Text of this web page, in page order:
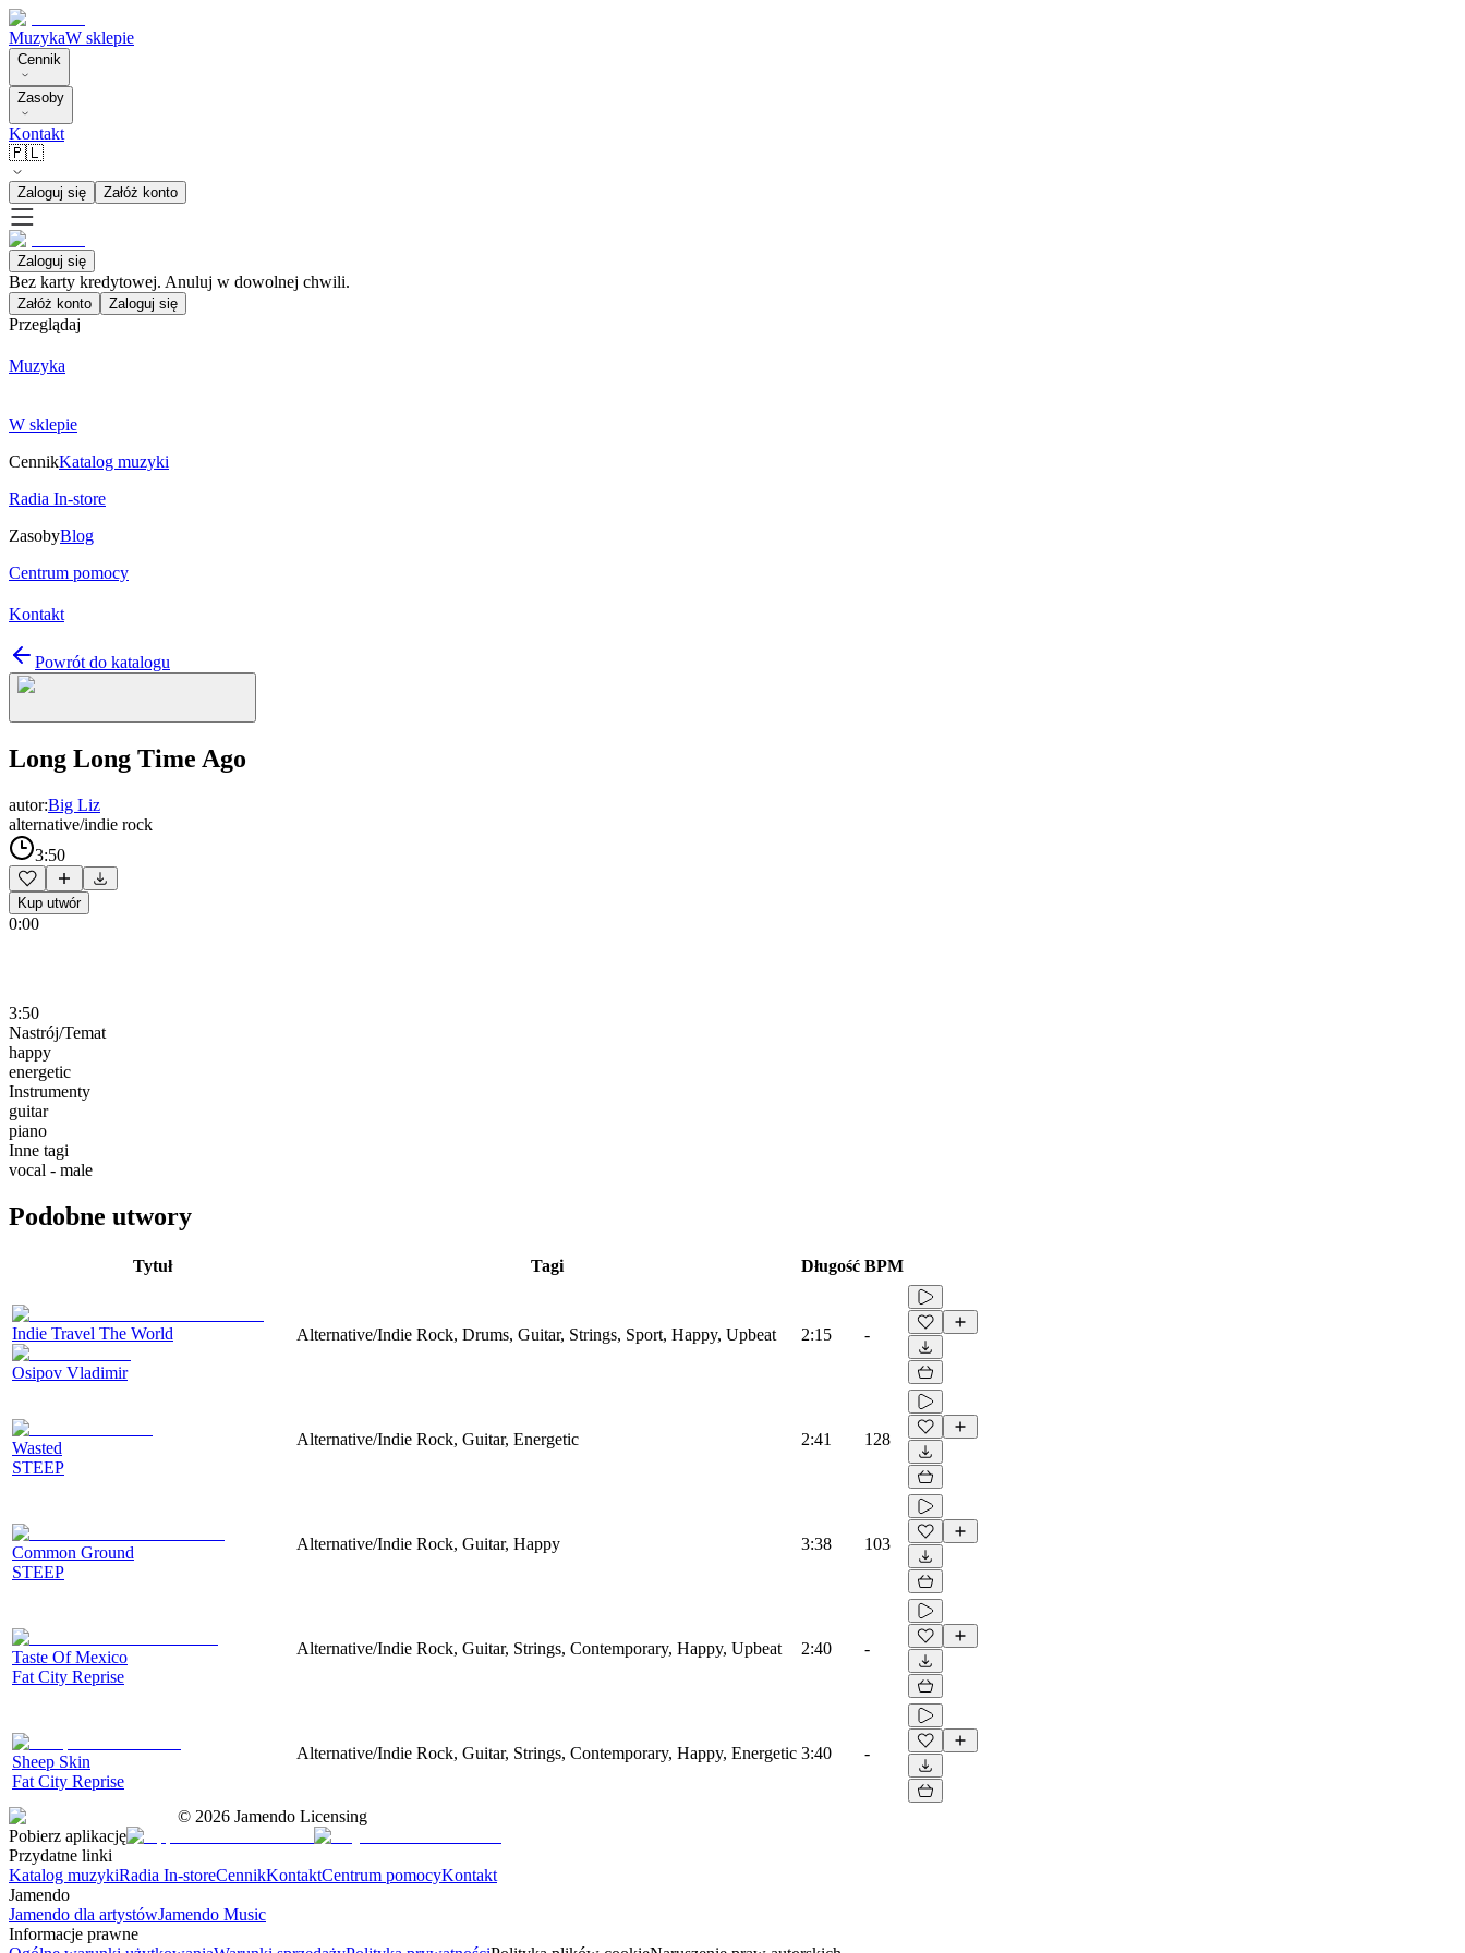
MuzykaW sklepie
Cennik
Zasoby
Kontakt
🇵🇱
Zaloguj się Załóż konto
Zaloguj się
Bez karty kredytowej. Anuluj w dowolnej chwili.
Załóż konto Zaloguj się
Przeglądaj
Muzyka
W sklepie
CennikKatalog muzyki
Radia In-store
ZasobyBlog
Centrum pomocy
Kontakt
Powrót do katalogu
Long Long Time Ago
autor:Big Liz
alternative/indie rock
3:50
Kup utwór
0:00
3:50
Nastrój/Temat
happy
energetic
Instrumenty
guitar
piano
Inne tagi
vocal - male
Podobne utwory
Tytuł Tagi Długość BPM
Indie Travel The World
Osipov Vladimir
Alternative/Indie Rock, Drums, Guitar, Strings, Sport, Happy, Upbeat 2:15 -
Wasted
STEEP
Alternative/Indie Rock, Guitar, Energetic 2:41 128
Common Ground
STEEP
Alternative/Indie Rock, Guitar, Happy 3:38 103
Taste Of Mexico
Fat City Reprise
Alternative/Indie Rock, Guitar, Strings, Contemporary, Happy, Upbeat 2:40 -
Sheep Skin
Fat City Reprise
Alternative/Indie Rock, Guitar, Strings, Contemporary, Happy, Energetic 3:40 -
© 2026 Jamendo Licensing
Pobierz aplikację
Przydatne linki
Katalog muzykiRadia In-storeCennikKontaktCentrum pomocyKontakt
Jamendo
Jamendo dla artystówJamendo Music
Informacje prawne